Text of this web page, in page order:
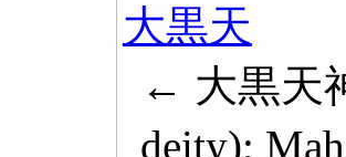
大黒天
← 大黒天
deity);